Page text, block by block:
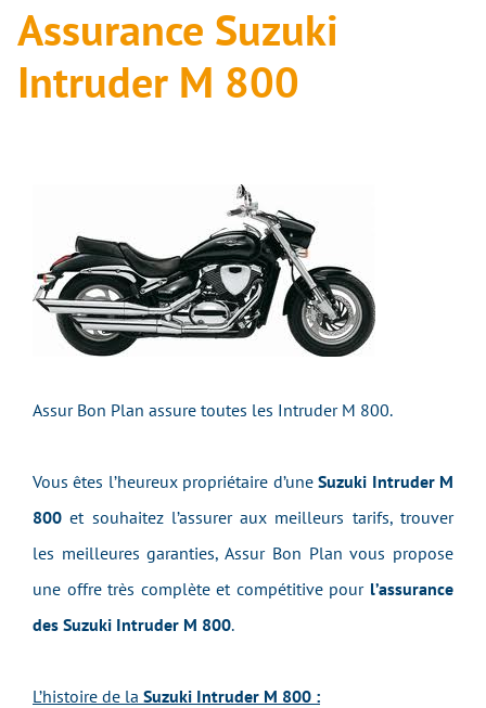
Assurance Suzuki
Intruder M 800
Assur Bon Plan assure toutes les Intruder M 800.
Vous êtes l’heureux propriétaire d’uneSuzuki Intruder M
800et souhaitez l’assurer aux meilleurs tarifs, trouver
les meilleures garanties, Assur Bon Plan vous propose
une offre très complète et compétitive pour l’assurance
des Suzuki Intruder M 800.
L’histoire de la Suzuki Intruder M 800 :